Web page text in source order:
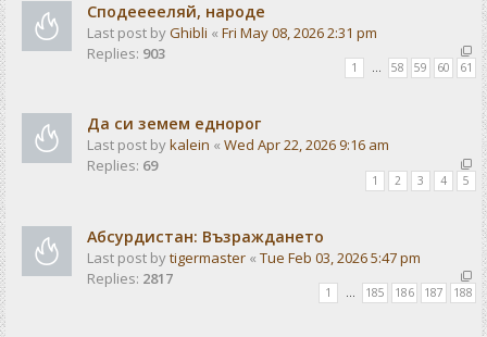
Сподееееляй, народе
Last post byGhibli « Fri May 08, 2026 2:31 pm
Replies: 903
1 … 58 59 60 61
Да си земем еднорог
Last post bykalein « Wed Apr 22, 2026 9:16 am
Replies: 69
1 2 3 4 5
Абсурдистан: Възраждането
Last post bytigermaster « Tue Feb 03, 2026 5:47 pm
Replies: 2817
1 … 185 186 187 188